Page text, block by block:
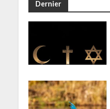
Dernier